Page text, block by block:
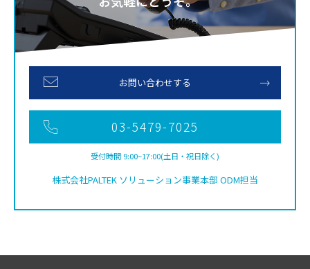
お問い合わせする
03-5479-7025
受付時間 9:00~17:00(土日・祝日除く)
株式会社PALTEK ソリューション事業本部 ODM担当